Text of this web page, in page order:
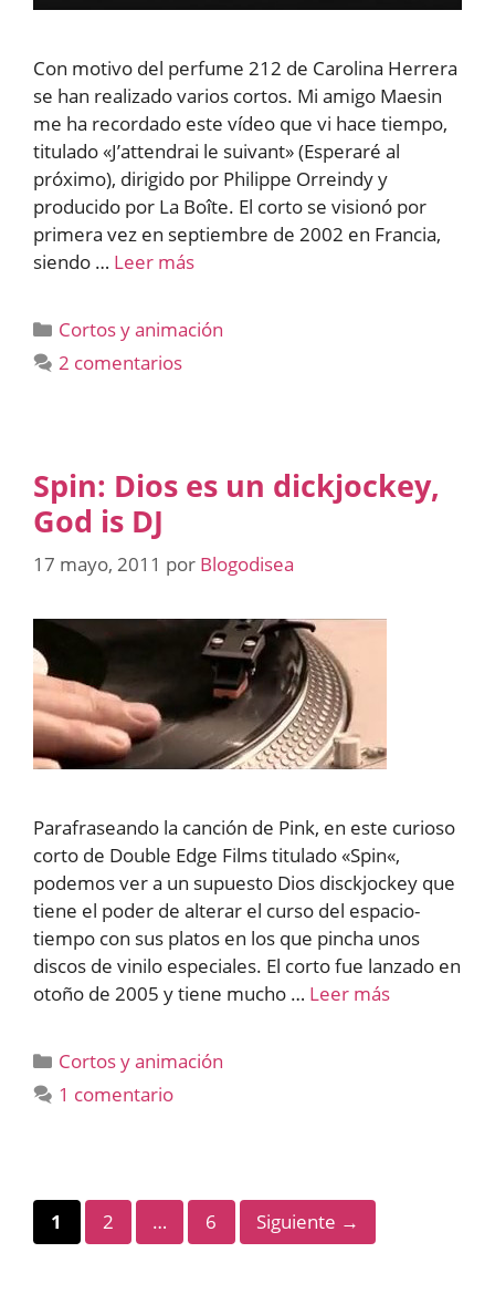
Con motivo del perfume 212 de Carolina Herrera
se han realizado varios cortos. Mi amigo Maesin
me ha recordado este vídeo que vi hace tiempo,
titulado «J’attendrai le suivant» (Esperaré al
próximo), dirigido por Philippe Orreindy y
producido por La Boîte. El corto se visionó por
primera vez en septiembre de 2002 en Francia,
siendo … Leer más
Categorías
Cortos y animación
2 comentarios
Spin: Dios es un dickjockey,
God is DJ
17 mayo, 2011 por Blogodisea
Parafraseando la canción de Pink, en este curioso
corto de Double Edge Films titulado «Spin«,
podemos ver a un supuesto Dios disckjockey que
tiene el poder de alterar el curso del espacio-
tiempo con sus platos en los que pincha unos
discos de vinilo especiales. El corto fue lanzado en
otoño de 2005 y tiene mucho … Leer más
Categorías
Cortos y animación
1 comentario
Página
1 Página
2 … Página
6 Siguiente →